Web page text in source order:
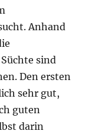
Anhand
sind
Den ersten
sehr gut,
guten
darin